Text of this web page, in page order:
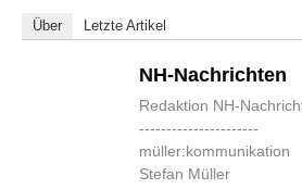
Über Letzte Artikel
NH-Nachrichten
Redaktion NH-
----------------------
müller:kommunikation
Stefan Müller